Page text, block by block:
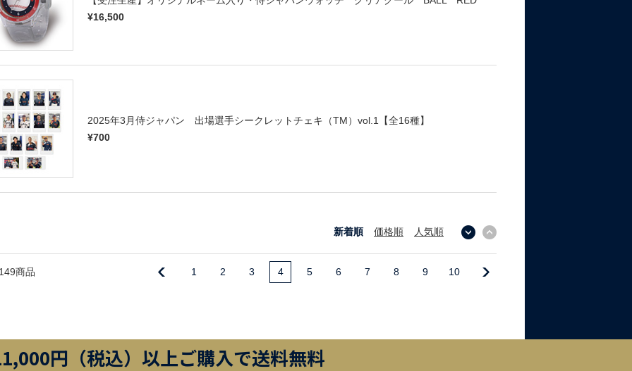
¥16,500
2025年3月侍ジャパン 出場選手シークレットチェキ（TM）vol.1【全16種】
¥700
新着順 価格順 人気順
商品 1 2 3 4 5 6 7 8 9 10
円（税込）以上ご購入で送料無料